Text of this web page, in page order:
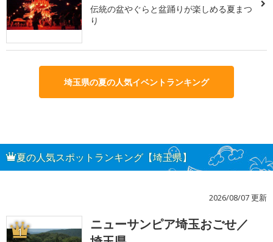
伝統の盆やぐらと盆踊りが楽しめる夏まつ
り
埼玉県の夏の人気イベントランキング
夏の人気スポットランキング【埼玉県】
2026/08/07 更新
1
ニューサンピア埼玉おごせ／